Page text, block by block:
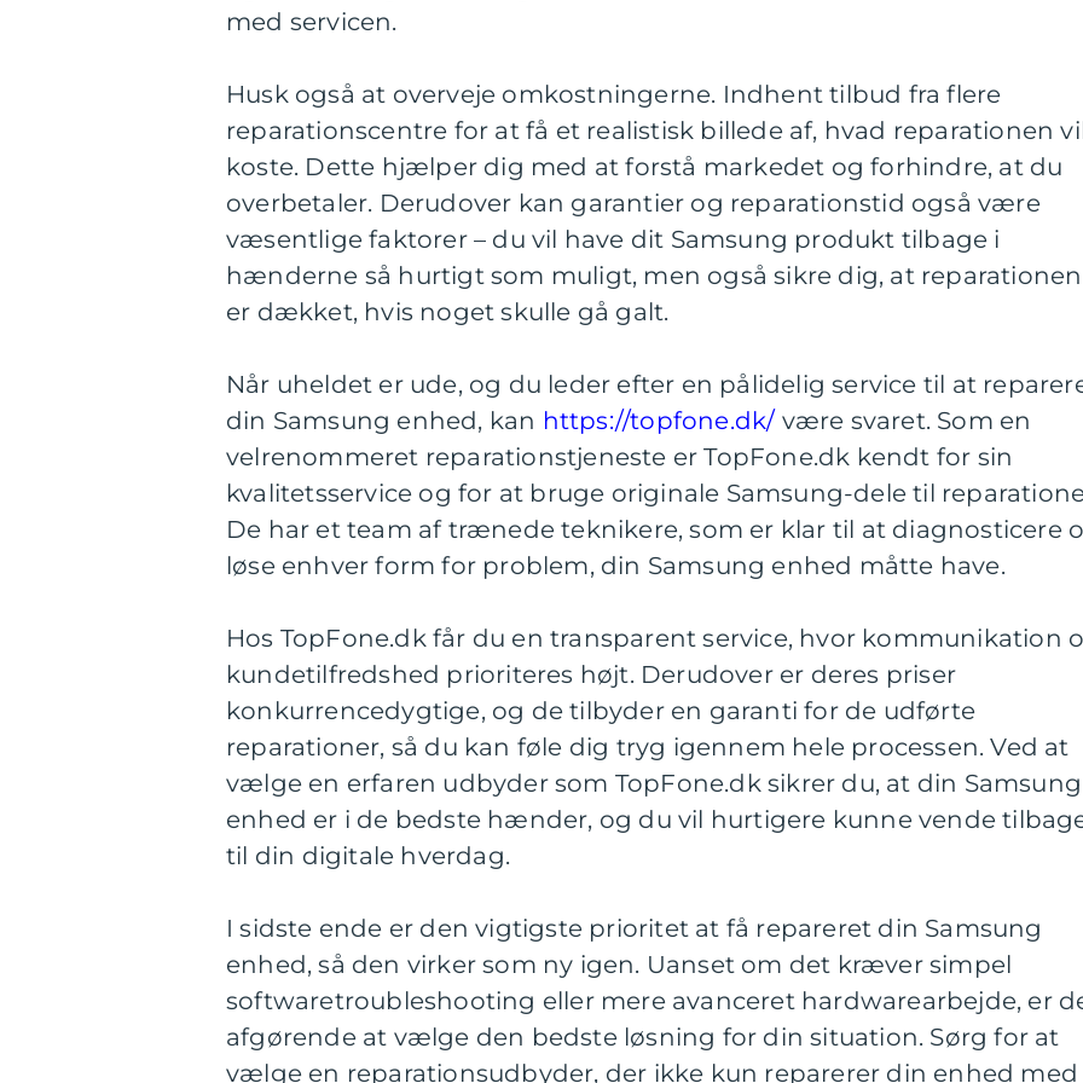
med servicen.
Husk også at overveje omkostningerne. Indhent tilbud fra flere
reparationscentre for at få et realistisk billede af, hvad reparationen
koste. Dette hjælper dig med at forstå markedet og forhindre, at du
overbetaler. Derudover kan garantier og reparationstid også være
væsentlige faktorer – du vil have dit Samsung produkt tilbage i
hænderne så hurtigt som muligt, men også sikre dig, at reparationen
er dækket, hvis noget skulle gå galt.
Når uheldet er ude, og du leder efter en pålidelig service til at
din Samsung enhed, kan https://topfone.dk/ være svaret. Som en
velrenommeret reparationstjeneste er TopFone.dk kendt for sin
kvalitetsservice og for at bruge originale Samsung-dele til
De har et team af trænede teknikere, som er klar til at diagnosticere
løse enhver form for problem, din Samsung enhed måtte have.
Hos TopFone.dk får du en transparent service, hvor kommunikation
kundetilfredshed prioriteres højt. Derudover er deres priser
konkurrencedygtige, og de tilbyder en garanti for de udførte
reparationer, så du kan føle dig tryg igennem hele processen. Ved at
vælge en erfaren udbyder som TopFone.dk sikrer du, at din Samsung
enhed er i de bedste hænder, og du vil hurtigere kunne vende
til din digitale hverdag.
I sidste ende er den vigtigste prioritet at få repareret din Samsung
enhed, så den virker som ny igen. Uanset om det kræver simpel
softwaretroubleshooting eller mere avanceret hardwarearbejde, er
afgørende at vælge den bedste løsning for din situation. Sørg for at
vælge en reparationsudbyder, der ikke kun reparerer din enhed med